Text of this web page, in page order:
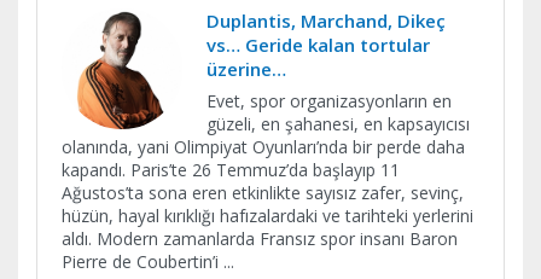
Duplantis, Marchand, Dikeç
vs… Geride kalan tortular
üzerine…
Evet, spor organizasyonların en
güzeli, en şahanesi, en kapsayıcısı
olanında, yani Olimpiyat Oyunları’nda bir perde daha
kapandı. Paris’te 26 Temmuz’da başlayıp 11
Ağustos’ta sona eren etkinlikte sayısız zafer, sevinç,
hüzün, hayal kırıklığı hafızalardaki ve tarihteki yerlerini
aldı. Modern zamanlarda Fransız spor insanı Baron
Pierre de Coubertin’i ...